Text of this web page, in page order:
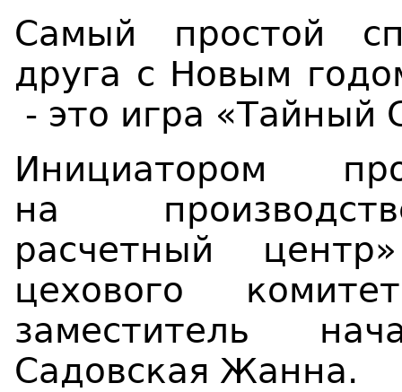
Самый простой
друга с Новым
- это игра «Тайный
Инициатором
на
расчетный
цехового
заместитель
Садовская Жанна.